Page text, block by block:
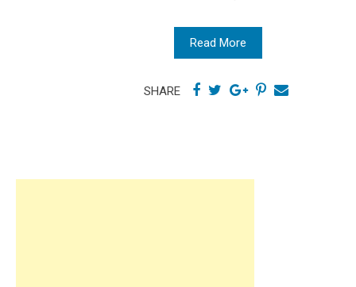
Read More
SHARE